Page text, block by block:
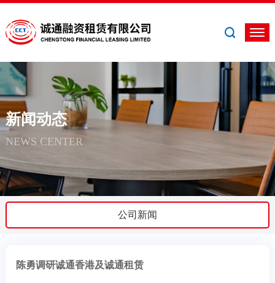
新闻动态
NEWS CENTER
公司新闻
陈勇调研诚通香港及诚通租赁